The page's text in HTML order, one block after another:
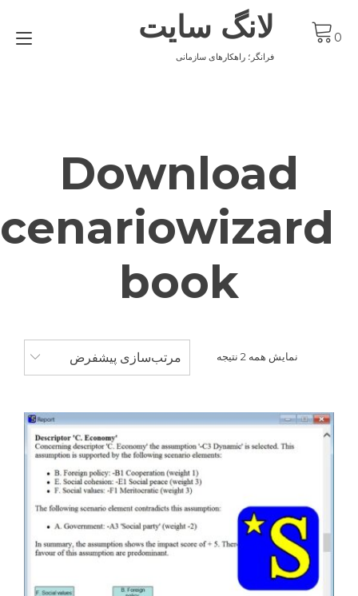
لانگ سایت
فرانگر؛ راهکارهای سازمانی
Download
scenariowizard
book
نمایش همه 2 نتیجه مرتب‌سازی پیشفرض